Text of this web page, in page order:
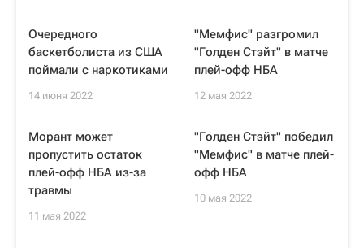
Очередного
баскетболиста из США
поймали с наркотиками
14 июня 2022
"Мемфис" разгромил
"Голден Стэйт" в матче
плей-офф НБА
12 мая 2022
Морант может
пропустить остаток
плей-офф НБА из-за
травмы
11 мая 2022
"Голден Стэйт" победил
"Мемфис" в матче плей-
офф НБА
10 мая 2022